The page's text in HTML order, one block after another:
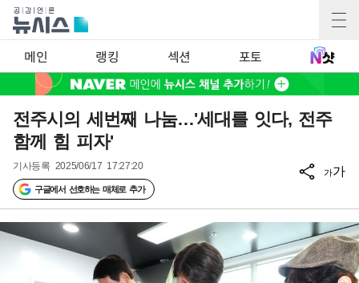
메인 랭킹 섹션 포토
전주시의 세번째 나눔…'세대를 잇다, 전주
함께 힘 피자'
기사등록 2025/06/17 17:27:20
구글에서 선호하는 매체로 추가
가가